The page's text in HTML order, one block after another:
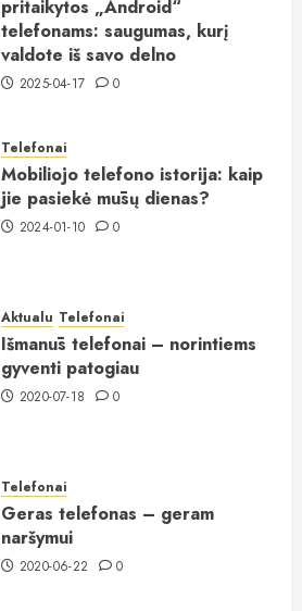
pritaikytos „Android“
telefonams: saugumas, kurį
valdote iš savo delno
2025-04-17 0
Telefonai
Mobiliojo telefono istorija: kaip
jie pasiekė mūsų dienas?
2024-01-10 0
Aktualu Telefonai
Išmanūs telefonai – norintiems
gyventi patogiau
2020-07-18 0
Telefonai
Geras telefonas – geram
naršymui
2020-06-22 0